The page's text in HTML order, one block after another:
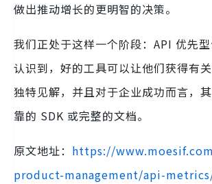
做出推动增长的更明智的决策。
我们正处于这样一个阶段：API 优先
认识到，好的工具可以让他们获得有
独特见解，并且对于企业成功而言，
靠的 SDK 或完整的文档。
原文地址： https://
product-management/api-